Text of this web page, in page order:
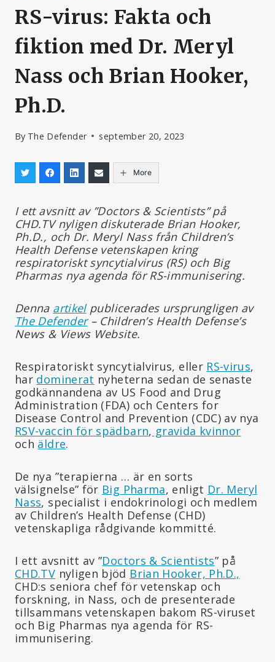
RS-virus: Fakta och
fiktion med Dr. Meryl
Nass och Brian Hooker,
Ph.D.
By The Defender september 20, 2023
More
I ett avsnitt av ”Doctors & Scientists” på
CHD.TV nyligen diskuterade Brian Hooker,
Ph.D., och Dr. Meryl Nass från Children’s
Health Defense vetenskapen kring
respiratoriskt syncytialvirus (RS) och Big
Pharmas nya agenda för RS-immunisering.
Denna artikelpublicerades ursprungligen av
The Defender– Children’s Health Defense’s
News & Views Website.
Respiratoriskt syncytialvirus, eller RS-virus,
har dominerat nyheterna sedan de senaste
godkännandena av US Food and Drug
Administration (FDA) och Centers for
Disease Control and Prevention (CDC) av nya
RSV-vaccin för spädbarn, gravida kvinnor
och äldre.
De nya ”terapierna … är en sorts
välsignelse” för Big Pharma, enligt Dr. Meryl
Nass, specialist i endokrinologi och medlem
av Children’s Health Defense (CHD)
vetenskapliga rådgivande kommitté.
I ett avsnitt av ”Doctors & Scientists” på
CHD.TV nyligen bjöd Brian Hooker, Ph.D.,
CHD:s seniora chef för vetenskap och
forskning, in Nass, och de presenterade
tillsammans vetenskapen bakom RS-viruset
och Big Pharmas nya agenda för RS-
immunisering.